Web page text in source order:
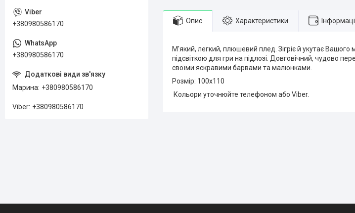
Опис Характеристики
М'який, легкий, плюшевий плед. Зігріє й укутає
підсвіткою для гри на підлозі. Довговічний, чудово
своїми яскравими барвами та малюнками.
Розмір: 100х110
Кольори уточнюйте телефоном або Viber.
+380980586170
+380980586170
Марина +380980586170
Viber +380980586170